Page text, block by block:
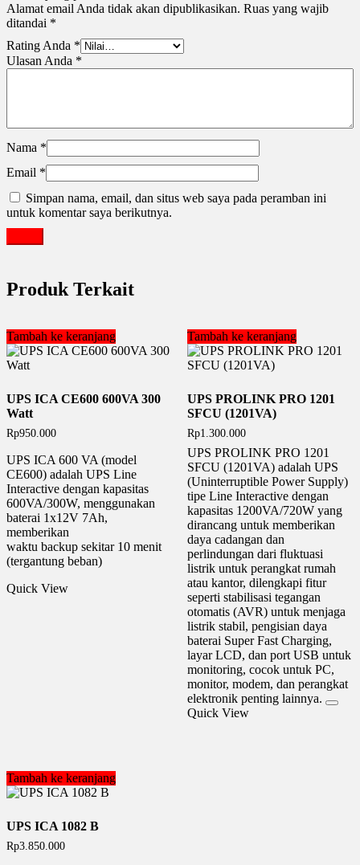
Alamat email Anda tidak akan dipublikasikan. Ruas yang wajib
ditandai *
Rating Anda *
Ulasan Anda *
Nama *
Email *
Simpan nama, email, dan situs web saya pada peramban ini
untuk komentar saya berikutnya.
Produk Terkait
Tambah ke keranjang
UPS ICA CE600 600VA 300
Watt
Rp950.000
UPS ICA 600 VA (model
CE600) adalah UPS Line
Interactive dengan kapasitas
600VA/300W, menggunakan
baterai 1x12V 7Ah,
memberikan
waktu backup sekitar 10 menit
(tergantung beban)
Quick View
Tambah ke keranjang
UPS PROLINK PRO 1201
SFCU (1201VA)
Rp1.300.000
UPS PROLINK PRO 1201
SFCU (1201VA) adalah UPS
(Uninterruptible Power Supply)
tipe Line Interactive dengan
kapasitas 1200VA/720W yang
dirancang untuk memberikan
daya cadangan dan
perlindungan dari fluktuasi
listrik untuk perangkat rumah
atau kantor, dilengkapi fitur
seperti stabilisasi tegangan
otomatis (AVR) untuk menjaga
listrik stabil, pengisian daya
baterai Super Fast Charging,
layar LCD, dan port USB untuk
monitoring, cocok untuk PC,
monitor, modem, dan perangkat
elektronik penting lainnya.
Quick View
Tambah ke keranjang
UPS ICA 1082 B
Rp3.850.000